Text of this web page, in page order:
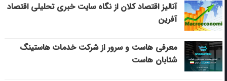
آنالیز اقتصاد کلان از نگاه سایت خبری تحلیلی اقتصاد
آفرین
معرفی هاست و سرور از شرکت خدمات هاستینگ
شتابان هاست